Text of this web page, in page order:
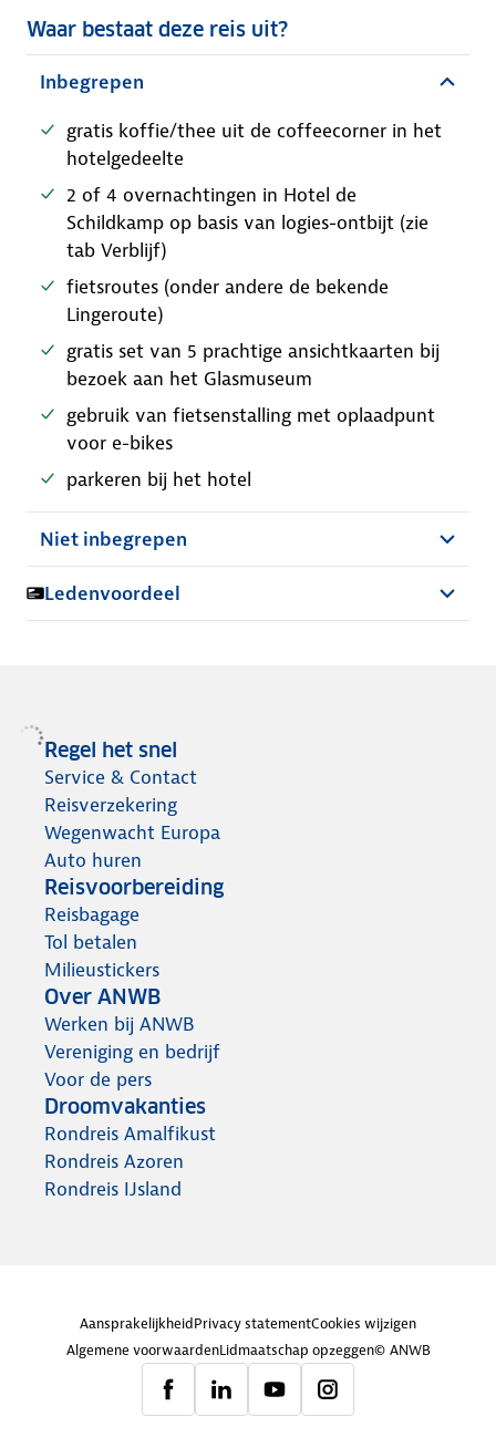
Waar bestaat deze reis uit?
Inbegrepen
gratis koffie/thee uit de coffeecorner in het
hotelgedeelte
2 of 4 overnachtingen in Hotel de
Schildkamp op basis van logies-ontbijt (zie
tab Verblijf)
fietsroutes (onder andere de bekende
Lingeroute)
gratis set van 5 prachtige ansichtkaarten bij
bezoek aan het Glasmuseum
gebruik van fietsenstalling met oplaadpunt
voor e-bikes
parkeren bij het hotel
Niet inbegrepen
Ledenvoordeel
Regel het snel
Service & Contact
Reisverzekering
Wegenwacht Europa
Auto huren
Reisvoorbereiding
Reisbagage
Tol betalen
Milieustickers
Over ANWB
Werken bij ANWB
Vereniging en bedrijf
Voor de pers
Droomvakanties
Rondreis Amalfikust
Rondreis Azoren
Rondreis IJsland
AansprakelijkheidPrivacy statementCookies wijzigen
Algemene voorwaardenLidmaatschap opzeggen© ANWB